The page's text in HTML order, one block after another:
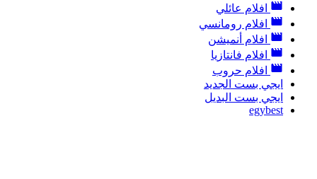
افلام عائلي
افلام رومانسي
افلام أنميشن
افلام فانتازيا
افلام حروب
ايجي بست الجديد
ايجي بست البديل
egybest